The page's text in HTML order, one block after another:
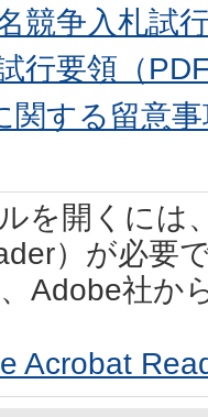
競争入札試
行要領（
関する留意
を開くには
）が必要
Adobe社か
Acrobat